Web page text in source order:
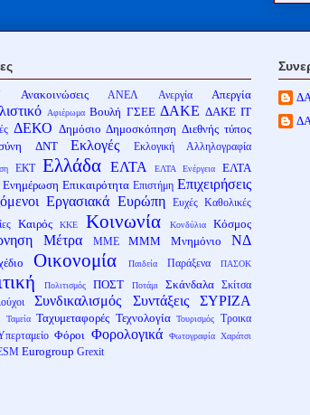
Ανακοινώσεις ΑΝΕΛ Ανεργία Απεργία
Αφιέρωμα Βουλή ΓΣΕΕ ΔΑΚΕ ΔΑΚΕ ΙΤ
ΔΕΚΟ Δημόσιο Δημοσκόπηση Διεθνής τύπος
ΔΝΤ Εκλογές Εκλογική Αλληλογραφία
ΕΚΤ Ελλάδα ΕΛΤΑ ΕΛΤΑ Ενέργεια
ΕΛΤΑ
Ενημέρωση Επικαιρότητα Επιστήμη Επιχειρήσεις
Εργασιακά Ευρώπη Ευχές Καθολικές
Καιρός ΚΚΕ Κοινωνία Κονδύλια Κόσμος
Μέτρα ΜΜΕ ΜΜΜ Μνημόνιο ΝΔ
Οικονομία Παιδεία Παράξενα ΠΑΣΟΚ
Πολιτισμός ΠΟΣΤ Ποτάμι Σκάνδαλα
Σκίτσα
Συνδικαλισμός Συντάξεις ΣΥΡΙΖΑ
Ταμεία Ταχυμεταφορές Τεχνολογία Τουρισμός Τροικα
Φόροι Φορολογικά Φωτογραφία Χαράτσι
Eurogroup Grexit